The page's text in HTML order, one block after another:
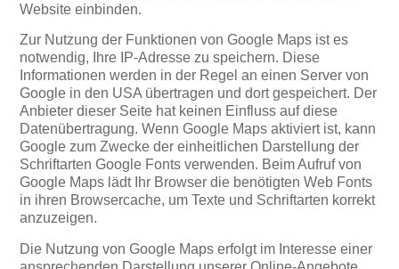
Website einbinden.
Zur Nutzung der Funktionen von Google Maps ist es
notwendig, Ihre IP-Adresse zu speichern. Diese
Informationen werden in der Regel an einen Server von
Google in den USA übertragen und dort gespeichert. Der
Anbieter dieser Seite hat keinen Einfluss auf diese
Datenübertragung. Wenn Google Maps aktiviert ist, kann
Google zum Zwecke der einheitlichen Darstellung der
Schriftarten Google Fonts verwenden. Beim Aufruf von
Google Maps lädt Ihr Browser die benötigten Web Fonts
in ihren Browsercache, um Texte und Schriftarten korrekt
anzuzeigen.
Die Nutzung von Google Maps erfolgt im Interesse einer